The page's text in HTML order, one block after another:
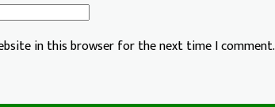
in this browser for the next time I comment.